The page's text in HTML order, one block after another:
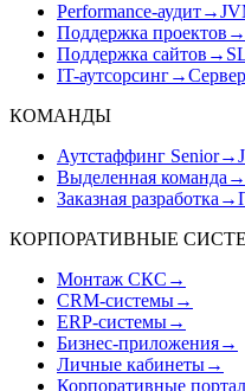
Performance-аудит→
Поддержка проектов →
Поддержка сайтов →
IT-аутсорсинг→
КОМАНДЫ
Аутстаффинг Senior→
Выделенная команда →
Заказная разработка →
КОРПОРАТИВНЫЕ
Монтаж СКС →
CRM-системы→
ERP-системы→
Бизнес-приложения→
Личные кабинеты→
Корпоративные